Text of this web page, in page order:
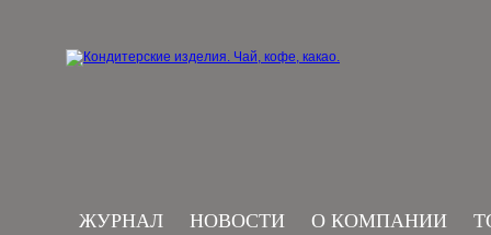
ЖУРНАЛ НОВОСТИ О КОМПАНИИ